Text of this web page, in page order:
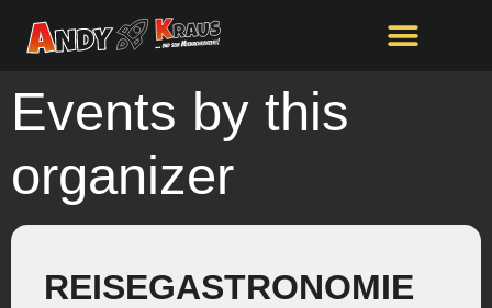
Events by this
organizer
REISEGASTRONOMIE